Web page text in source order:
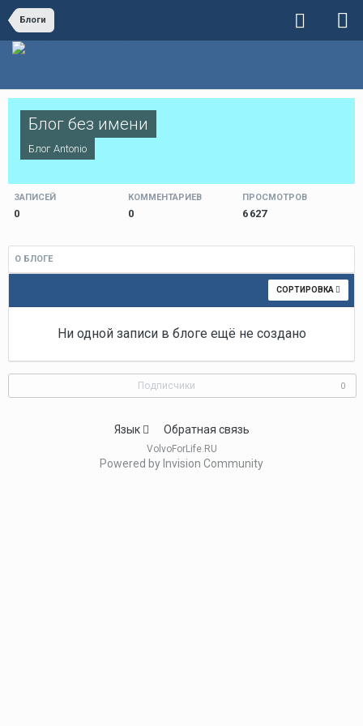
Блоги
Блог без имени
Блог Antonio
ЗАПИСЕЙ
0
КОММЕНТАРИЕВ
0
ПРОСМОТРОВ
6 627
О БЛОГЕ
СОРТИРОВКА
Ни одной записи в блоге ещё не создано
Подписчики 0
Язык Обратная связь
VolvoForLife.RU
Powered by Invision Community